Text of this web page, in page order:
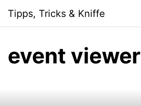
content
Tipps, Tricks & Kniffe
event viewer